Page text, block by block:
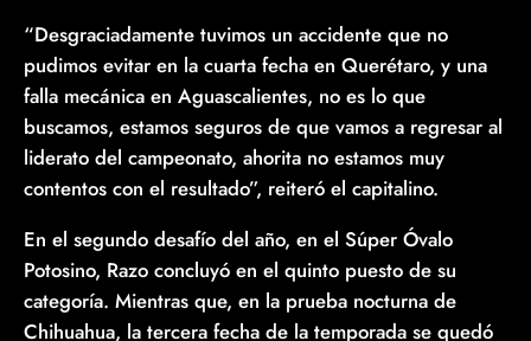
“Desgraciadamente tuvimos un accidente que no
pudimos evitar en la cuarta fecha en Querétaro, y una
falla mecánica en Aguascalientes, no es lo que
buscamos, estamos seguros de que vamos a regresar al
liderato del campeonato, ahorita no estamos muy
contentos con el resultado”, reiteró el capitalino.
En el segundo desafío del año, en el Súper Óvalo
Potosino, Razo concluyó en el quinto puesto de su
categoría. Mientras que, en la prueba nocturna de
Chihuahua, la tercera fecha de la temporada se quedó